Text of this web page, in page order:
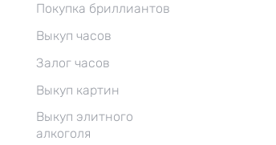
Покупка бриллиантов
Выкуп часов
Залог часов
Выкуп картин
Выкуп элитного
алкоголя